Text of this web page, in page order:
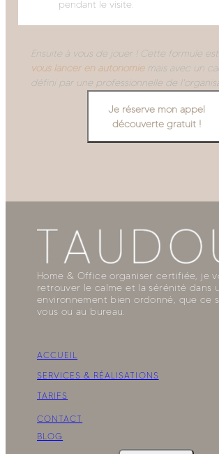
pendant le visite.
Ensuite à vous de jouer ! Cette formule
vous lancer en autonomie mais avec un
défini par une professionnelle de
Je réserve mon appel
découverte gratuit !
ACCUEIL
SERVICES & RÉALISATIONS
TARIFS
Home & Office organiser certifiée, je
retrouver le calme et la sérénité dans
environnement bien ordonné, que ce
vous ou au bureau.
CONTACT
BLOG